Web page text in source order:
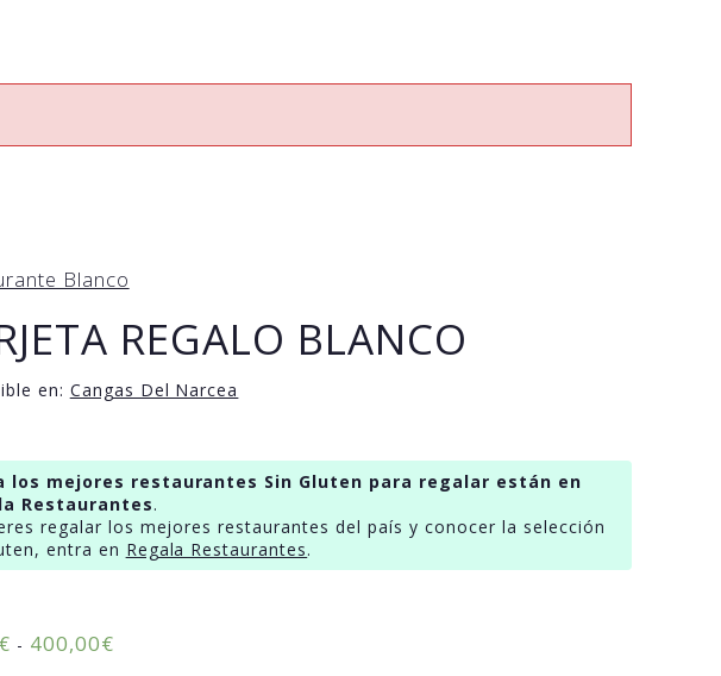
Blanco
REGALO BLANCO
en: Cangas Del Narcea
los mejores restaurantes Sin Gluten para regalar están en
Restaurantes.
regalar los mejores restaurantes del país y conocer la selección
entra en Regala Restaurantes.
€ - 400,00€